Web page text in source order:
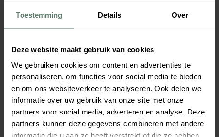
Toestemming Details Over
Deze website maakt gebruik van cookies
We gebruiken cookies om content en advertenties te
personaliseren, om functies voor social media te bieden
en om ons websiteverkeer te analyseren. Ook delen we
informatie over uw gebruik van onze site met onze
partners voor social media, adverteren en analyse. Deze
partners kunnen deze gegevens combineren met andere
informatie die u aan ze heeft verstrekt of die ze hebben
Bord Laguna 300mm
€ 20,70 per stuk
Afmeting: 300 x 28 mm
Bord Laguna 280mm
€ 12,95 per stuk
Afmeting: 280 x 23 mm